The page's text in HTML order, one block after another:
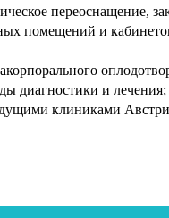
переоснащение,
помещений и
диагностики и лечения;
клиниками